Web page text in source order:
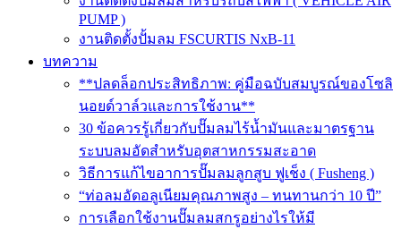
PUMP )
งานติดตั้งปั้มลม FSCURTIS NxB-11
บทความ
**ปลดล็อกประสิทธิภาพ: คู่มือฉบับสมบูรณ์ของโซลิ
นอยด์วาล์วและการใช้งาน**
30 ข้อควรรู้เกี่ยวกับปั๊มลมไร้น้ำมันและมาตรฐาน
ระบบลมอัดสำหรับอุตสาหกรรมสะอาด
วิธีการแก้ไขอาการปั๊มลมลูกสูบ ฟูเช็ง ( Fusheng )
“ท่อลมอัดอลูเนียมคุณภาพสูง – ทนทานกว่า 10 ปี”
การเลือกใช้งานปั๊มลมสกรูอย่างไรให้มี